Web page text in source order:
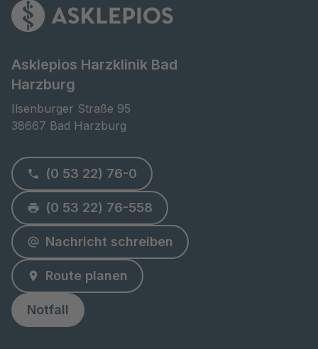
Asklepios Harzklinik Bad
Harzburg
Ilsenburger Straße 95
38667 Bad Harzburg
(0 53 22) 76-0
(0 53 22) 76-558
Nachricht schreiben
Route planen
Notfall